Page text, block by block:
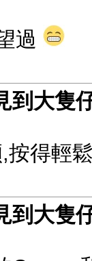
過
到大隻
按得輕
到大隻